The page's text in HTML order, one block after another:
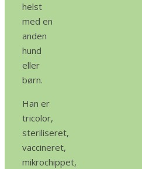
helst
med en
anden
hund
eller
børn.
Han er
tricolor,
steriliseret,
vaccineret,
mikrochippet,